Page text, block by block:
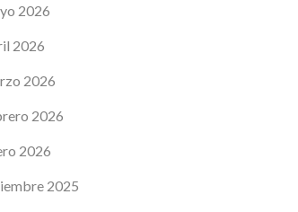
2026
2026
2026
2026
2026
2025